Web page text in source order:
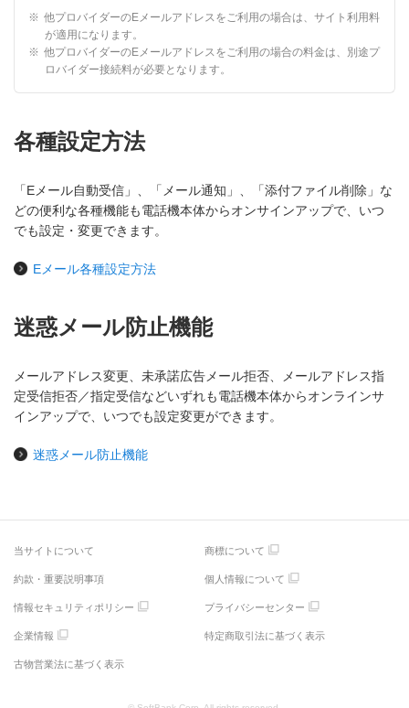
※ 他プロバイダーのEメールアドレスをご利用の場合は、サイト利用料
が適用になります。
※ 他プロバイダーのEメールアドレスをご利用の場合の料金は、別途プ
ロバイダー接続料が必要となります。
各種設定方法
「Eメール自動受信」、「メール通知」、「添付ファイル削除」な
どの便利な各種機能も電話機本体からオンサインアップで、いつ
でも設定・変更できます。
Eメール各種設定方法
迷惑メール防止機能
メールアドレス変更、未承諾広告メール拒否、メールアドレス指
定受信拒否／指定受信などいずれも電話機本体からオンラインサ
インアップで、いつでも設定変更ができます。
迷惑メール防止機能
当サイトについて 商標について
約款・重要説明事項 個人情報について
情報セキュリティポリシー プライバシーセンター
企業情報 特定商取引法に基づく表示
古物営業法に基づく表示